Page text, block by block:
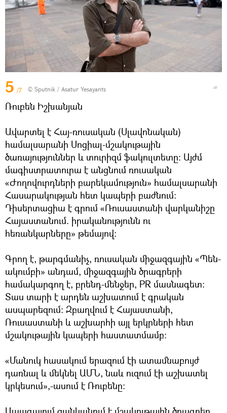
5 /7 © Sputnik / Asatur Yesayants
Ռուբեն Իշխանյան
Ավարտել է Հայ-ռուսական (Սլավոնական)
համալսարանի Սոցիալ-մշակութային
ծառայություններ և տուրիզմ ֆակուլտետը: Այժմ
մագիստրատուրա է անցնում ռուսական
«Ժողովուրդների բարեկամություն» համալսարանի
Հասարակության հետ կապերի բաժնում:
Դիսերտացիա է գրում «Ռուսաստանի վարկանիշը
Հայաստանում. իրականությունն ու
հեռանկարները» թեմայով:
Գրող է, թարգմանիչ, ռուսական միջազգային «Պեն-
ակումբի» անդամ, միջազգային ծրագրերի
համակարգող է, բրենդ-մենջեր, PR մասնագետ:
Տաս տարի է արդեն աշխատում է գրական
ասպարեզում: Զբաղվում է Հայաստանի,
Ռուսաստանի և աշխարհի այլ երկրների հետ
մշակութային կապերի հաստատմամբ:
«Մանուկ հասակում երազում էի ատամնաբույժ
դառնալ և մեկնել ԱՄՆ, նաև ուզում էի աշխատել
կրկեսում»,-ասում է Ռուբենը: